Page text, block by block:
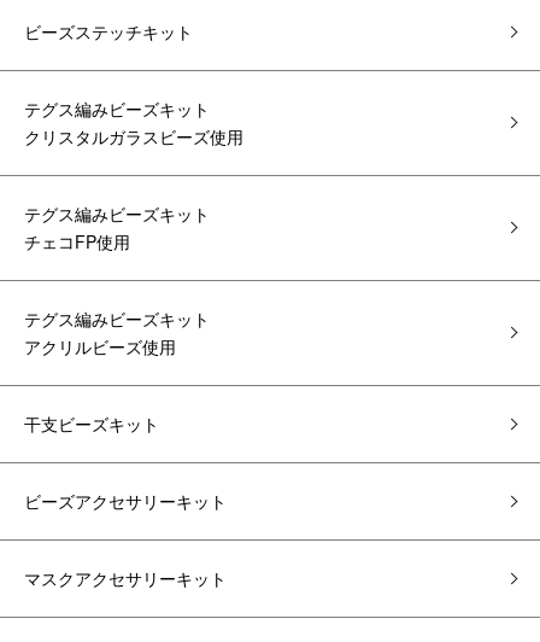
ビーズステッチキット
テグス編みビーズキット
クリスタルガラスビーズ使用
テグス編みビーズキット
チェコFP使用
テグス編みビーズキット
アクリルビーズ使用
干支ビーズキット
ビーズアクセサリーキット
マスクアクセサリーキット